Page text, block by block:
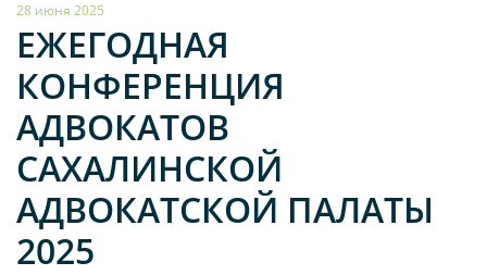
28 июня 2025
ЕЖЕГОДНАЯ
КОНФЕРЕНЦИЯ
АДВОКАТОВ
САХАЛИНСКОЙ
АДВОКАТСКОЙ ПАЛАТЫ
2025